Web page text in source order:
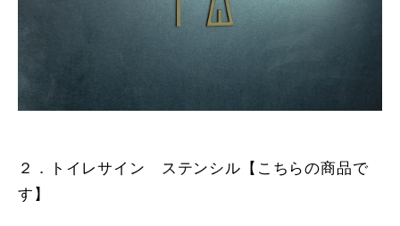
２．トイレサイン ステンシル【こちらの商品で
す】